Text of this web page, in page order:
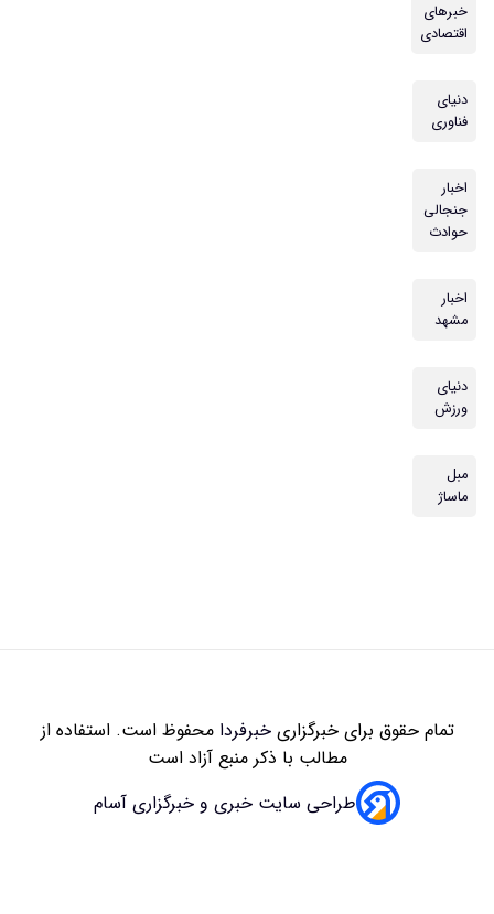
خبرهای
اقتصادی
دنیای
فناوری
اخبار
جنجالی
حوادث
اخبار
مشهد
دنیای
ورزش
مبل
ماساژ
تمام حقوق برای خبرگزاریخبرفردامحفوظ است. استفاده از
مطالب با ذکر منبع آزاد است
طراحی سایت خبری و خبرگزاری آسام